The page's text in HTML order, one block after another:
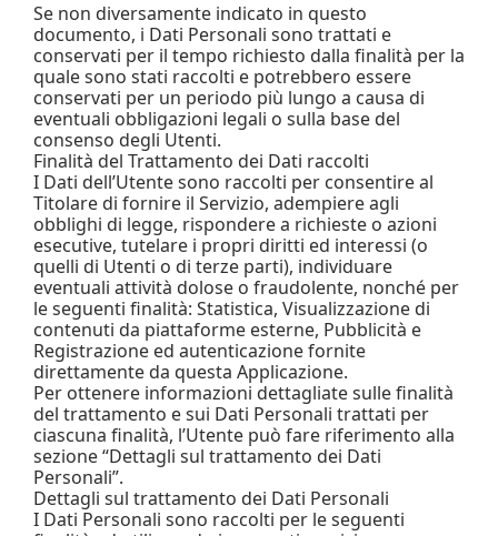
Se non diversamente indicato in questo
documento, i Dati Personali sono trattati e
conservati per il tempo richiesto dalla finalità per la
quale sono stati raccolti e potrebbero essere
conservati per un periodo più lungo a causa di
eventuali obbligazioni legali o sulla base del
consenso degli Utenti.
Finalità del Trattamento dei Dati raccolti
I Dati dell’Utente sono raccolti per consentire al
Titolare di fornire il Servizio, adempiere agli
obblighi di legge, rispondere a richieste o azioni
esecutive, tutelare i propri diritti ed interessi (o
quelli di Utenti o di terze parti), individuare
eventuali attività dolose o fraudolente, nonché per
le seguenti finalità: Statistica, Visualizzazione di
contenuti da piattaforme esterne, Pubblicità e
Registrazione ed autenticazione fornite
direttamente da questa Applicazione.
Per ottenere informazioni dettagliate sulle finalità
del trattamento e sui Dati Personali trattati per
ciascuna finalità, l’Utente può fare riferimento alla
sezione “Dettagli sul trattamento dei Dati
Personali”.
Dettagli sul trattamento dei Dati Personali
I Dati Personali sono raccolti per le seguenti